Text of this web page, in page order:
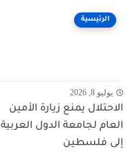
الرئيسية
يوليو 8, 2026
الاحتلال يمنع زيارة الأمين
العام لجامعة الدول العربية
إلى فلسطين